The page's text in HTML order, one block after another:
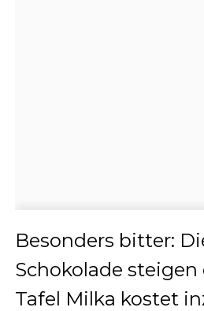
Besonders bitter:
Schokolade
Tafel Milka kostet